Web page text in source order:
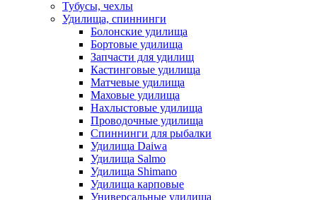
Тубусы, чехлы
Удилища, спиннинги
Болонские удилища
Бортовые удилища
Запчасти для удилищ
Кастинговые удилища
Матчевые удилища
Маховые удилища
Нахлыстовые удилища
Проводочные удилища
Спиннинги для рыбалки
Удилища Daiwa
Удилища Salmo
Удилища Shimano
Удилища карповые
Универсальные удилища